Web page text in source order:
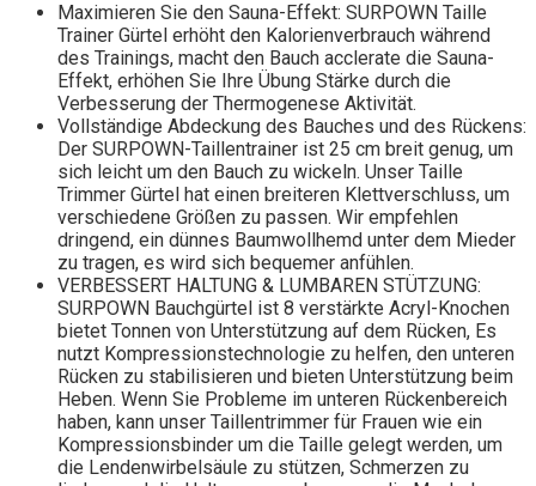
Maximieren Sie den Sauna-Effekt: SURPOWN Taille
Trainer Gürtel erhöht den Kalorienverbrauch während
des Trainings, macht den Bauch acclerate die Sauna-
Effekt, erhöhen Sie Ihre Übung Stärke durch die
Verbesserung der Thermogenese Aktivität.
Vollständige Abdeckung des Bauches und des Rückens:
Der SURPOWN-Taillentrainer ist 25 cm breit genug, um
sich leicht um den Bauch zu wickeln. Unser Taille
Trimmer Gürtel hat einen breiteren Klettverschluss, um
verschiedene Größen zu passen. Wir empfehlen
dringend, ein dünnes Baumwollhemd unter dem Mieder
zu tragen, es wird sich bequemer anfühlen.
VERBESSERT HALTUNG & LUMBAREN STÜTZUNG:
SURPOWN Bauchgürtel ist 8 verstärkte Acryl-Knochen
bietet Tonnen von Unterstützung auf dem Rücken, Es
nutzt Kompressionstechnologie zu helfen, den unteren
Rücken zu stabilisieren und bieten Unterstützung beim
Heben. Wenn Sie Probleme im unteren Rückenbereich
haben, kann unser Taillentrimmer für Frauen wie ein
Kompressionsbinder um die Taille gelegt werden, um
die Lendenwirbelsäule zu stützen, Schmerzen zu